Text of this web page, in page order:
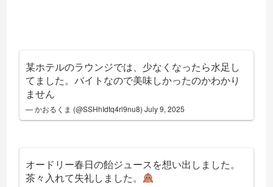
某ホテルのラウンジでは、少なくなったら水足し
てました。バイトなので美味しかったのかわかり
ません
— かおるくま (@SSHhIdtq4rl9nu8)July 9, 2025
オードリー春日の飴ジュースを想い出しました。
茶々入れて失礼しました。